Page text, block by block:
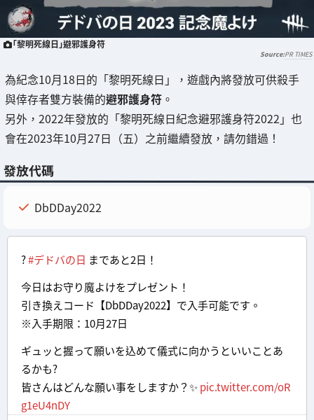
「黎明死線日」避邪護身符
PR TIMES
為紀念10月18日的「黎明死線日」，遊戲內將發放可供殺手
與倖存者雙方裝備的避邪護身符 。
另外，2022年發放的「黎明死線日紀念避邪護身符2022」也
會在2023年10月27日（五）之前繼續發放，請勿錯過！
發放代碼
DbDDay2022
?#デドバの日 まであと2日！
今日はお守り魔よけをプレゼント！
引き換えコード【DbDDay2022】で入手可能です。
※入手期限：10月27日
ギュッと握って願いを込めて儀式に向かうといいことあ
るかも?
皆さんはどんな願い事をしますか？✨pic.twitter.com/oR
g1eU4nDY